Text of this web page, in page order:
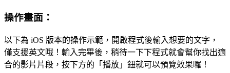
操作畫面：
以下為 iOS 版本的操作示範，開啟程式後輸入想要的文字，
僅支援英文哦！輸入完畢後，稍待一下下程式就會幫你找出適
合的影片片段，按下方的「播放」鈕就可以預覽效果囉！